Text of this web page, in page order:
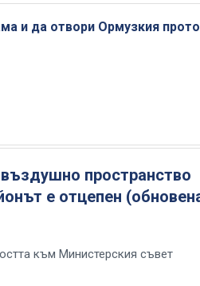
и да отвори Ормузкия
пространство
е отцепен
към Министерския съвет